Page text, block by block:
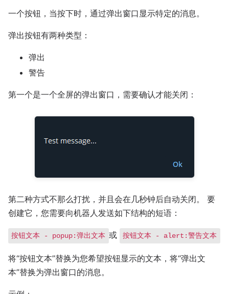
一个按钮，当按下时，通过弹出窗口显示特定的消息。
弹出按钮有两种类型：
弹出
警告
第一个是一个全屏的弹出窗口，需要确认才能关闭：
第二种方式不那么打扰，并且会在几秒钟后自动关闭。 要
创建它，您需要向机器人发送如下结构的短语：
按钮文本 - popup:弹出文本 或 按钮文本 - alert:警告文本
将“按钮文本”替换为您希望按钮显示的文本，将“弹出文
本”替换为弹出窗口的消息。